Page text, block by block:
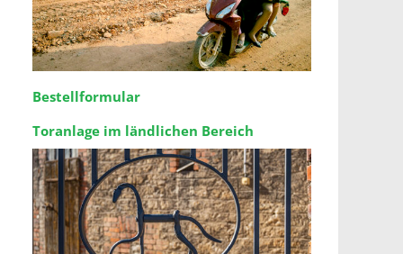
Bestellformular
Toranlage im ländlichen Bereich